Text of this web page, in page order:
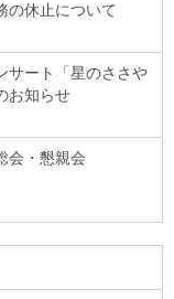
の休止について
サート「星のささや
お知らせ
会・懇親会